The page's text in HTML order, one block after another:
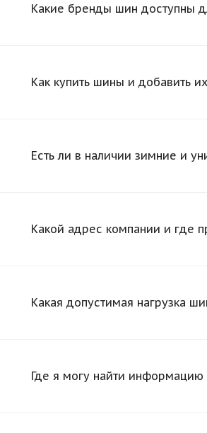
Какие бренды шин доступны
Как купить шины и добавить
Есть ли в наличии зимние и
Какой адрес компании и где
Какая допустимая нагрузка
Где я могу найти информацию